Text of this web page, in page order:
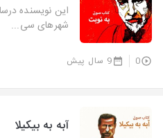
شهر‌های سی...
0 9 سال پیش
آبه به بیکیلا